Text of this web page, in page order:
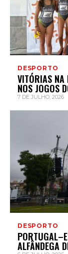
DESPORTO
VITÓRIAS NA
NOS JOGOS
7 DE JULHO, 2026
DESPORTO
ALFÂNDEGA